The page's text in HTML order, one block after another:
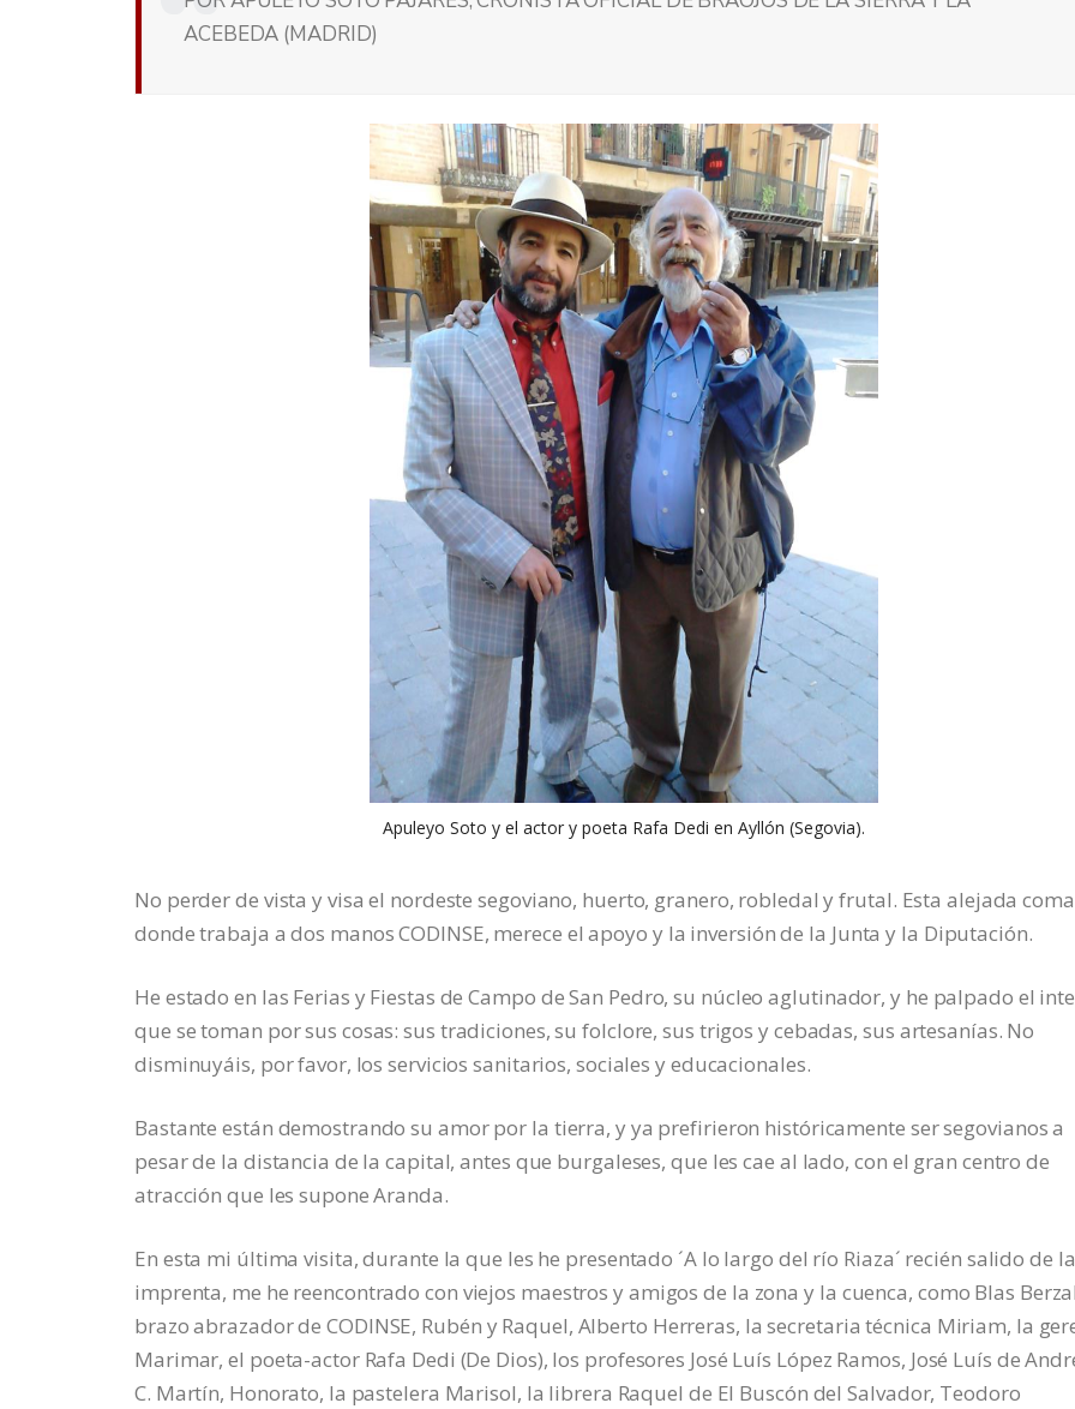
ACEBEDA (MADRID)
Apuleyo Soto y el actor y poeta Rafa Dedi en Ayllón (Segovia).
No perder de vista y visa el nordeste segoviano, huerto, granero, robledal y frutal. Esta alejada
donde trabaja a dos manos CODINSE, merece el apoyo y la inversión de la Junta y la Diputación.
He estado en las Ferias y Fiestas de Campo de San Pedro, su núcleo aglutinador, y he palpado el
que se toman por sus cosas: sus tradiciones, su folclore, sus trigos y cebadas, sus artesanías. No
disminuyáis, por favor, los servicios sanitarios, sociales y educacionales.
Bastante están demostrando su amor por la tierra, y ya prefirieron históricamente ser segovianos a
pesar de la distancia de la capital, antes que burgaleses, que les cae al lado, con el gran centro de
atracción que les supone Aranda.
En esta mi última visita, durante la que les he presentado ´A lo largo del río Riaza´ recién salido de la
imprenta, me he reencontrado con viejos maestros y amigos de la zona y la cuenca, como Blas
brazo abrazador de CODINSE, Rubén y Raquel, Alberto Herreras, la secretaria técnica Miriam, la
Marimar, el poeta-actor Rafa Dedi (De Dios), los profesores José Luís López Ramos, José Luís de
C. Martín, Honorato, la pastelera Marisol, la librera Raquel de El Buscón del Salvador, Teodoro